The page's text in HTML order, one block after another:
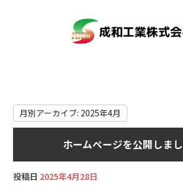
月別アーカイブ: 2025年4月
ホームページを公開しまし
投稿日 2025年4月28日